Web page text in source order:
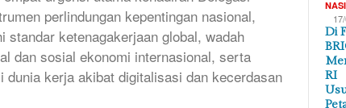
perlindungan kepentingan nasional,
standar ketenagakerjaan global, wadah
dan sosial ekonomi internasional, serta
dunia kerja akibat digitalisasi dan kecerdasan
Di
RI